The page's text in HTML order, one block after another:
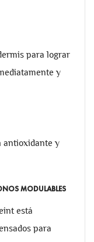
para lograr
y
antioxidante y
MODULABLES
está
para